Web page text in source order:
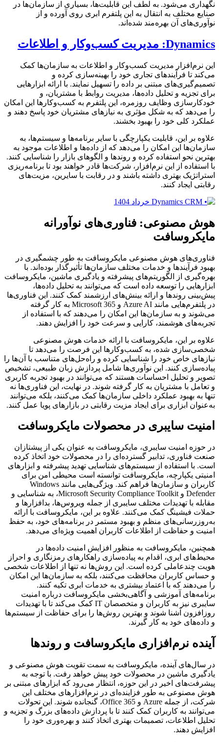
نگهداری می‌شود. به لطف این قابلیت‌ها، بسیاری از سازمان‌ها در
صنایع مختلف به انتقال به این پلتفرم ابری روی آورده و از
نوآوری‌های آن بهره‌مند شده‌اند.
Dynamics: مدیریت کسب‌وکار و اطلاعات
این نرم‌افزار مدیریت کسب‌وکار و اطلاعات به سازمان‌ها کمک
می‌کند تا فرآیندهای تجاری خود را بهینه‌سازی کرده و
تصمیم‌گیری‌های مبتنی بر داده را تسهیل نمایند. با ارائه ابزارهایی
برای تجزیه و تحلیل داده‌ها، مدیریت روابط با مشتریان، و
خودکارسازی وظایف روزمره، این پلتفرم به کسب‌وکارها این امکان
را می‌دهد که به شکل مؤثری به نیازهای مشتریان خود پاسخ دهند و
عملکرد کلی خود را بهبود بخشند.
علاوه بر این، قابلیت یکپارچگی با سایر برنامه‌ها و سیستم‌ها، به
سازمان‌ها این امکان را می‌دهد که از داده‌ها و اطلاعات موجود به
بهترین نحو استفاده کرده و روندها و الگوهای بازار را شناسایی کنند.
با استفاده از این نرم‌افزار، شرکت‌ها قادر خواهند بود تا برنامه‌ریزی
استراتژیک بهتری داشته باشند و در رقابت با سایرین، مزیت‌های
رقابتی ایجاد کنند.
هوش مصنوعی: فناوری‌های نوآورانه
مایکروسافت
فناوری‌های هوش مصنوعی مایکروسافت به طور چشمگیری در
بهبود فرآیندها و خدمات مختلف سازمان‌ها تأثیرگذار بوده‌اند. با
بهره‌گیری از الگوریتم‌های پیشرفته و یادگیری ماشین، مایکروسافت
ابزارهایی را توسعه داده است که می‌توانند به تحلیل داده‌ها،
پیش‌بینی روندها و ارائه بینش‌های ارزشمند کمک کنند. این فناوری‌ها
در پلتفرم‌هایی مانند Azure AI و Microsoft 365 به کار گرفته
می‌شوند و به سازمان‌ها این امکان را می‌دهند که با استفاده از
تجربه‌های هوشمند، کارایی و سرعت خود را افزایش دهند.
علاوه بر این، مایکروسافت با ارائه خدمات هوش مصنوعی
شخصی‌سازی شده، به کسب‌وکارها این فرصت را می‌دهد تا
نیازهای خاص خود را شناسایی کرده و راه‌حل‌های متناسب با آن‌ها را
پیاده‌سازی کنند. این نوآوری‌ها شامل پردازش زبان طبیعی، تشخیص
تصویر و تحلیل احساسات هستند که می‌توانند در بهبود تجربه کاربری
و تعامل با مشتریان به کار گرفته شوند. در نهایت، این فناوری‌ها نه
تنها به بهبود عملکرد داخلی سازمان‌ها کمک می‌کنند، بلکه می‌توانند
به‌عنوان ابزاری برای ایجاد مزیت رقابتی در بازارهای پویا عمل کنند.
امنیت سایبری در محصولات مایکروسافت
در حوزه امنیت سایبری، مایکروسافت به عنوان یکی از پیشتازان
صنعت فناوری، تدابیر گسترده‌ای را در محصولات خود اتخاذ کرده
است. با استفاده از سیستم‌های شناسایی تهدید پیشرفته و ابزارهای
امنیتی یکپارچه، مایکروسافت توانسته است محیطی امن برای
کاربران و سازمان‌ها فراهم کند. ویژگی‌هایی مانند Windows
Defender و Microsoft Security Compliance Toolkit، به شناسایی و
مقابله با تهدیدات مختلف سایبری از جمله ویروس‌ها، بدافزارها و
حملات فیشینگ کمک می‌کنند. علاوه بر این، مایکروسافت با ارائه
به‌روزرسانی‌های منظم و بهبود مستمر در برنامه‌های خود، به حفظ
امنیت و حفاظت از اطلاعات کاربران اهمیت ویژه‌ای می‌دهد.
همچنین، مایکروسافت به منظور افزایش امنیت داده‌ها در
محیط‌های ابری، اقدام به پیاده‌سازی راهکارهای رمزنگاری و احراز
هویت چندعاملی کرده است. این روش‌ها نه تنها از اطلاعات شخصی
و حساس کاربران محافظت می‌کنند، بلکه به سازمان‌ها این امکان
را می‌دهند که با اعتماد بیشتری به خدمات ابری تکیه کنند.
برنامه‌های آموزشی و آگاهی‌بخشی مایکروسافت درباره امنیت
سایبری نیز به کاربران و متخصصان IT کمک می‌کند تا با تهدیدات
روزافزون آشنا شوند و بهترین روش‌ها را برای حفاظت از سیستم‌ها
و داده‌های خود به کار گیرند.
آینده نرم‌افزاری مایکروسافت و روندها
در سال‌های آینده، مایکروسافت به سمت تقویت هوش مصنوعی و
یادگیری ماشین در محصولات خود پیش خواهد رفت. با توجه به
پیشرفت‌های اخیر در این حوزه، انتظار می‌رود که ابزارهای مبتنی بر
هوش مصنوعی به طور فزاینده‌ای در نرم‌افزارهای مختلف این
شرکت، از جمله Azure و Office 365، گنجانده شوند. این تحولات
می‌توانند به کاربران کمک کنند تا با پردازش داده‌های بزرگ و تجزیه و
تحلیل اطلاعات، تصمیمات بهتری اتخاذ کنند و بهره‌وری خود را
افزایش دهند.